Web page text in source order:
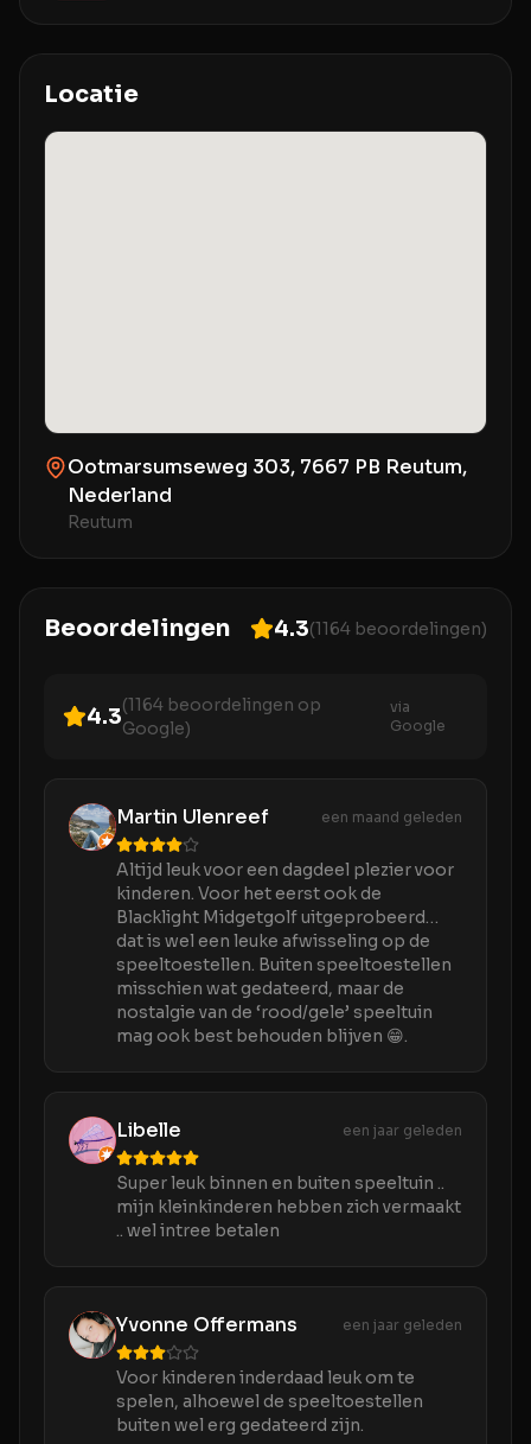
Locatie
Ootmarsumseweg 303, 7667 PB Reutum,
Nederland
Reutum
Beoordelingen 4.3(1164 beoordelingen)
4.3(1164beoordelingen op
Google)
via
Google
Martin Ulenreef een maand geleden
Altijd leuk voor een dagdeel plezier voor
kinderen. Voor het eerst ook de
Blacklight Midgetgolf uitgeprobeerd…
dat is wel een leuke afwisseling op de
speeltoestellen. Buiten speeltoestellen
misschien wat gedateerd, maar de
nostalgie van de ‘rood/gele’ speeltuin
mag ook best behouden blijven 😁.
Libelle een jaar geleden
Super leuk binnen en buiten speeltuin ..
mijn kleinkinderen hebben zich vermaakt
.. wel intree betalen
Yvonne Offermans een jaar geleden
Voor kinderen inderdaad leuk om te
spelen, alhoewel de speeltoestellen
buiten wel erg gedateerd zijn.